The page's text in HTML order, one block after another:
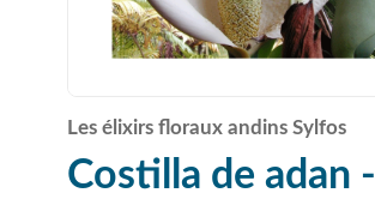
Les élixirs floraux andins Sylfos
Costilla de adan -